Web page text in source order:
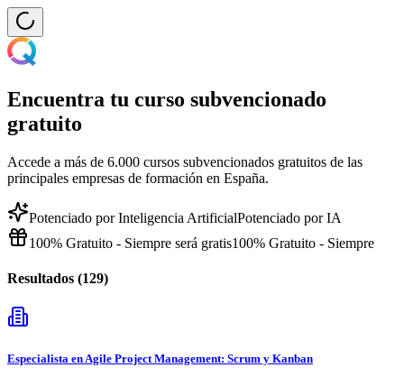
Encuentra tu curso subvencionado
gratuito
Accede a más de 6.000 cursos subvencionados gratuitos de las
principales empresas de formación en España.
Potenciado por Inteligencia ArtificialPotenciado por IA
100% Gratuito - Siempre será gratis100% Gratuito - Siempre
Resultados (129)
Especialista en Agile Project Management: Scrum y Kanban